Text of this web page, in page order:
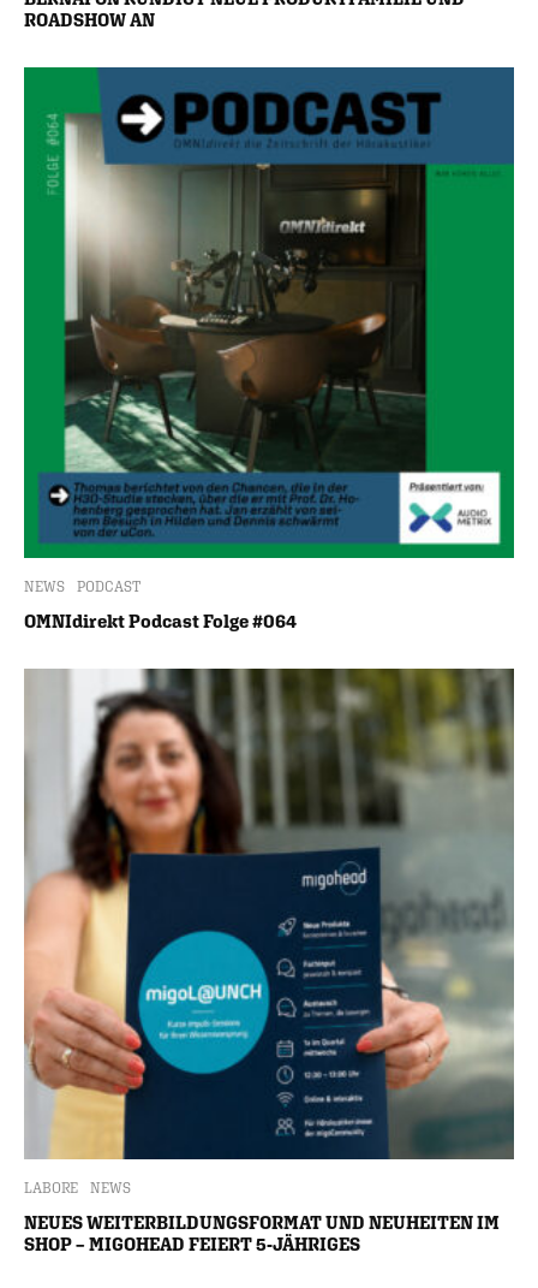
ROADSHOW AN
NEWS PODCAST
OMNIdirekt Podcast Folge #064
LABORE NEWS
NEUES WEITERBILDUNGSFORMAT UND NEUHEITEN IM
SHOP – MIGOHEAD FEIERT 5-JÄHRIGES